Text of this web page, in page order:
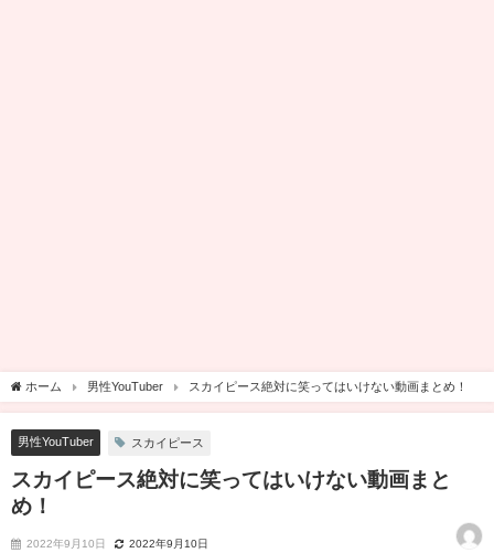
ホーム 男性YouTuber スカイピース絶対に笑ってはいけない動画まとめ！
男性YouTuber スカイピース
スカイピース絶対に笑ってはいけない動画まと
め！
2022年9月10日 2022年9月10日